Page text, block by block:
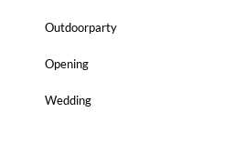
Outdoorparty
Opening
Wedding